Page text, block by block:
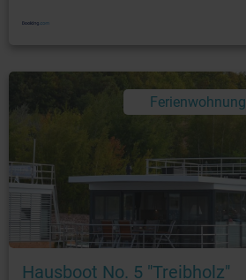
Ferienwohnung
Hausboot No. 5 "Treibholz"